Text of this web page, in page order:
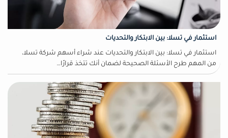
استثمار في تسلا: بين الابتكار والتحديات
استثمار في تسلا: بين الابتكار والتحديات عند شراء أسهم شركة تسلا،
من المهم طرح الأسئلة الصحيحة لضمان أنك تتخذ قرارًا…